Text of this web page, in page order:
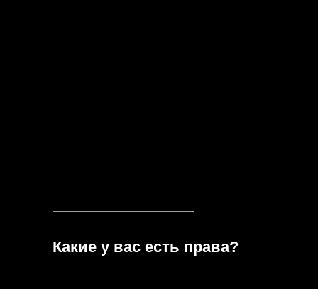
Какие у вас есть права?